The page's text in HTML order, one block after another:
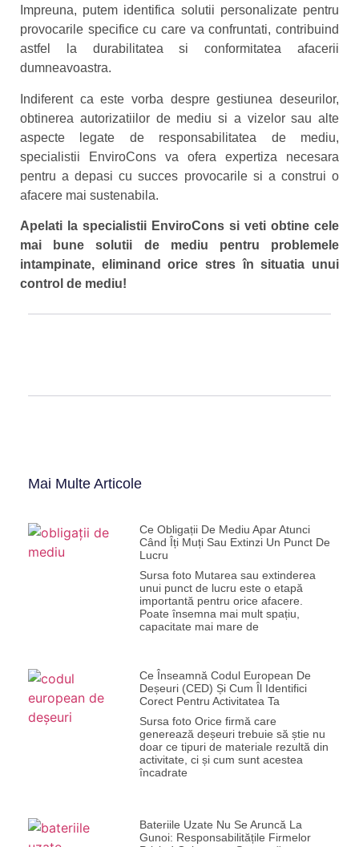
Impreuna, putem identifica solutii personalizate pentru
provocarile specifice cu care va confruntati, contribuind
astfel la durabilitatea si conformitatea afacerii
dumneavoastra.
Indiferent ca este vorba despre gestiunea deseurilor,
obtinerea autorizatiilor de mediu si a vizelor sau alte
aspecte legate de responsabilitatea de mediu,
specialistii EnviroCons va ofera expertiza necesara
pentru a depasi cu succes provocarile si a construi o
afacere mai sustenabila.
Apelati la specialistii EnviroCons si veti obtine cele
mai bune solutii de mediu pentru problemele
intampinate, eliminand orice stres în situatia unui
control de mediu!
Mai Multe Articole
Ce Obligații De Mediu Apar Atunci
Când Îți Muți Sau Extinzi Un Punct De
Lucru
Sursa foto Mutarea sau extinderea
unui punct de lucru este o etapă
importantă pentru orice afacere.
Poate însemna mai mult spațiu,
capacitate mai mare de
Ce Înseamnă Codul European De
Deșeuri (CED) Și Cum Îl Identifici
Corect Pentru Activitatea Ta
Sursa foto Orice firmă care
generează deșeuri trebuie să știe nu
doar ce tipuri de materiale rezultă din
activitate, ci și cum sunt acestea
încadrate
Bateriile Uzate Nu Se Aruncă La
Gunoi: Responsabilitățile Firmelor